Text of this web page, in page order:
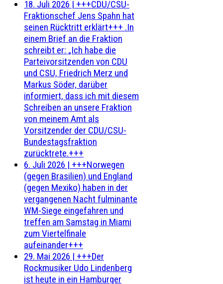
18. Juli 2026 | +++CDU/CSU-
Fraktionschef Jens Spahn hat
seinen Rücktritt erklärt+++ .In
einem Brief an die Fraktion
schreibt er: „Ich habe die
Parteivorsitzenden von CDU
und CSU, Friedrich Merz und
Markus Söder, darüber
informiert, dass ich mit diesem
Schreiben an unsere Fraktion
von meinem Amt als
Vorsitzender der CDU/CSU-
Bundestagsfraktion
zurücktrete.+++
6. Juli 2026 | +++Norwegen
(gegen Brasilien) und England
(gegen Mexiko) haben in der
vergangenen Nacht fulminante
WM-Siege eingefahren und
treffen am Samstag in Miami
zum Viertelfinale
aufeinander+++
29. Mai 2026 | +++Der
Rockmusiker Udo Lindenberg
ist heute in ein Hamburger